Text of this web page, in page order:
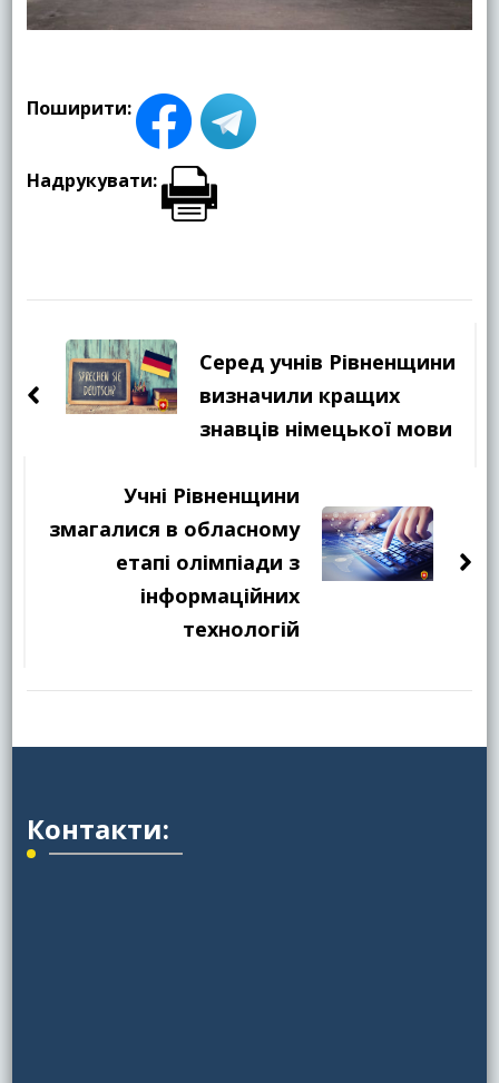
Поширити:
Надрукувати:
по
запису
Серед учнів Рівненщини
визначили кращих
знавців німецької мови
Учні Рівненщини
змагалися в обласному
етапі олімпіади з
інформаційних
технологій
Контакти: